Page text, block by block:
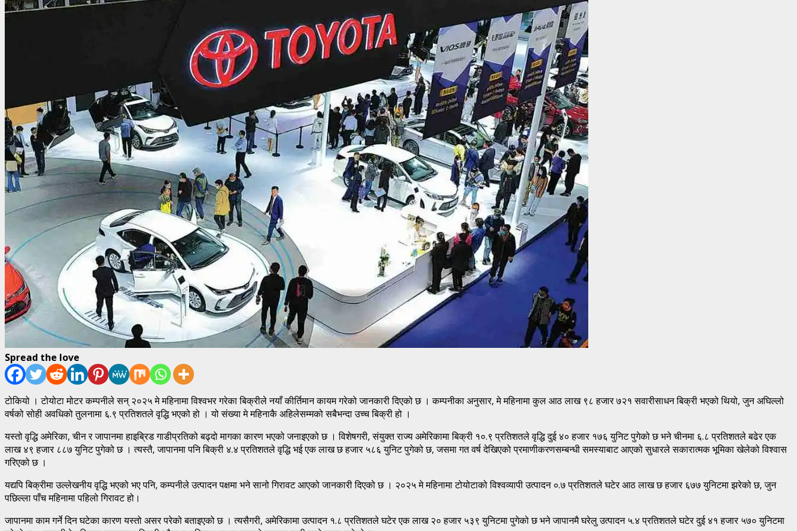
Spread the love
टोकियो । टोयोटा मोटर कम्पनीले सन् २०२५ मे महिनामा विश्वभर गरेका बिक्रीले नयाँ कीर्तिमान कायम गरेको जानकारी दिएको छ । कम्पनीका अनुसार, मे महिनामा कुल आठ लाख ९८ हजार ७२१ सवारीसाधन बिक्री भएको थियो, जुन अघिल्लो
वर्षको सोही अवधिको तुलनामा ६.९ प्रतिशतले वृद्धि भएको हो । यो संख्या मे महिनाकै अहिलेसम्मको सबैभन्दा उच्च बिक्री हो ।
यस्तो वृद्धि अमेरिका, चीन र जापानमा हाइब्रिड गाडीप्रतिको बढ्दो मागका कारण भएको जनाइएको छ । विशेषगरी, संयुक्त राज्य अमेरिकामा बिक्री १०.९ प्रतिशतले वृद्धि दुई ४० हजार १७६ युनिट पुगेको छ भने चीनमा ६.८ प्रतिशतले बढेर एक
लाख ४९ हजार ८८७ युनिट पुगेको छ । त्यस्तै, जापानमा पनि बिक्री ४.४ प्रतिशतले वृद्धि भई एक लाख छ हजार ५८६ युनिट पुगेको छ, जसमा गत वर्ष देखिएको प्रमाणीकरणसम्बन्धी समस्याबाट आएको सुधारले सकारात्मक भूमिका खेलेको विश्वास
गरिएको छ ।
यद्यपि बिक्रीमा उल्लेखनीय वृद्धि भएको भए पनि, कम्पनीले उत्पादन पक्षमा भने सानो गिरावट आएको जानकारी दिएको छ । २०२५ मे महिनामा टोयोटाको विश्वव्यापी उत्पादन ०.७ प्रतिशतले घटेर आठ लाख छ हजार ६७७ युनिटमा झरेको छ, जुन
पछिल्ला पाँच महिनामा पहिलो गिरावट हो।
जापानमा काम गर्ने दिन घटेका कारण यस्तो असर परेको बताइएको छ । त्यसैगरी, अमेरिकामा उत्पादन १.८ प्रतिशतले घटेर एक लाख २० हजार ५३९ युनिटमा पुगेको छ भने जापानमै घरेलु उत्पादन ५.४ प्रतिशतले घटेर दुई ४१ हजार ५७० युनिटमा